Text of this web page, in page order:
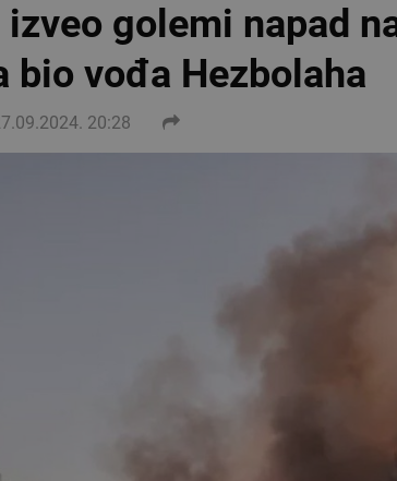
golemi napad
bio vođa Hezbolaha
20:28